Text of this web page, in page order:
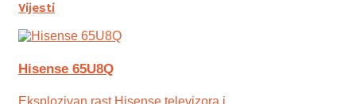
Vijesti
Hisense 65U8Q